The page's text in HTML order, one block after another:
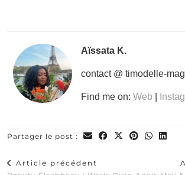
Aïssata K.
contact @ timodelle-
Find me on: Web
Partager le post :
Article précédent